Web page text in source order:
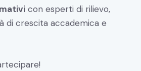
con esperti di rilievo,
di crescita accademica e